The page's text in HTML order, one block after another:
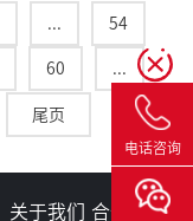
... 54
60 ...
尾页
关于我们 合作伙伴
电话咨询